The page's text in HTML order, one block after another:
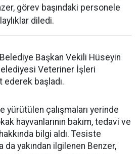
görev başındaki personele
diledi.
Başkan Vekili Hüseyin
Veteriner İşleri
ederek başladı.
yürütülen çalışmaları yerinde
hayvanlarının bakım, tedavi ve
bilgi aldı. Tesiste
yakından ilgilenen Benzer,